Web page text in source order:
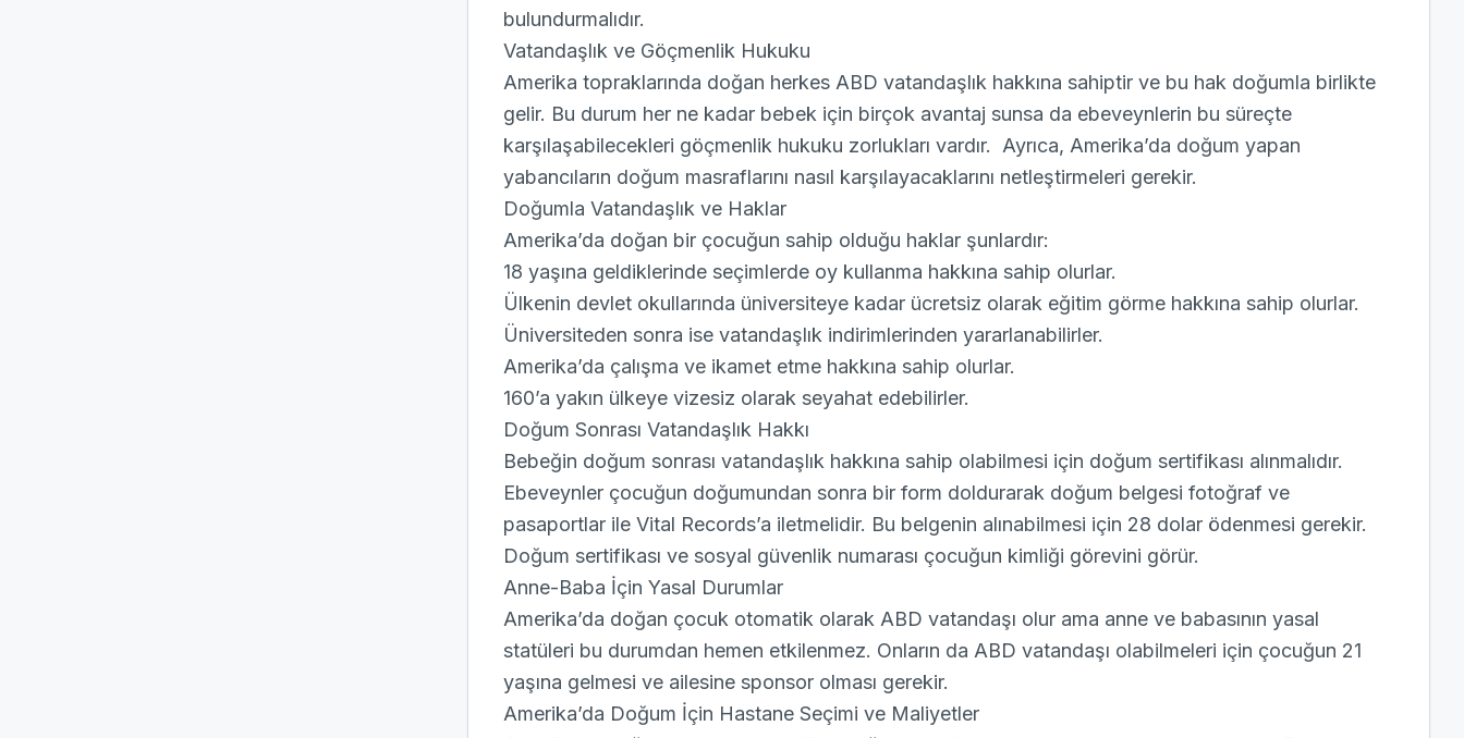
bulundurmalıdır.
Vatandaşlık ve Göçmenlik Hukuku
Amerika topraklarında doğan herkes ABD vatandaşlık hakkına sahiptir ve bu hak doğumla birlikte
gelir. Bu durum her ne kadar bebek için birçok avantaj sunsa da ebeveynlerin bu süreçte
karşılaşabilecekleri göçmenlik hukuku zorlukları vardır. Ayrıca, Amerika’da doğum yapan
yabancıların doğum masraflarını nasıl karşılayacaklarını netleştirmeleri gerekir.
Doğumla Vatandaşlık ve Haklar
Amerika’da doğan bir çocuğun sahip olduğu haklar şunlardır:
18 yaşına geldiklerinde seçimlerde oy kullanma hakkına sahip olurlar.
Ülkenin devlet okullarında üniversiteye kadar ücretsiz olarak eğitim görme hakkına sahip olurlar.
Üniversiteden sonra ise vatandaşlık indirimlerinden yararlanabilirler.
Amerika’da çalışma ve ikamet etme hakkına sahip olurlar.
160’a yakın ülkeye vizesiz olarak seyahat edebilirler.
Doğum Sonrası Vatandaşlık Hakkı
Bebeğin doğum sonrası vatandaşlık hakkına sahip olabilmesi için doğum sertifikası alınmalıdır.
Ebeveynler çocuğun doğumundan sonra bir form doldurarak doğum belgesi fotoğraf ve
pasaportlar ile Vital Records’a iletmelidir. Bu belgenin alınabilmesi için 28 dolar ödenmesi gerekir.
Doğum sertifikası ve sosyal güvenlik numarası çocuğun kimliği görevini görür.
Anne-Baba İçin Yasal Durumlar
Amerika’da doğan çocuk otomatik olarak ABD vatandaşı olur ama anne ve babasının yasal
statüleri bu durumdan hemen etkilenmez. Onların da ABD vatandaşı olabilmeleri için çocuğun 21
yaşına gelmesi ve ailesine sponsor olması gerekir.
Amerika’da Doğum İçin Hastane Seçimi ve Maliyetler